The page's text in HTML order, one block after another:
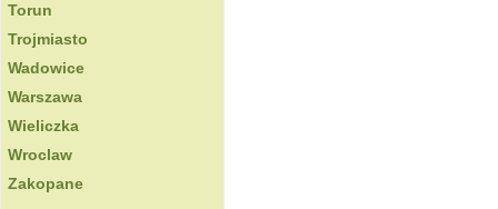
Torun
Trojmiasto
Wadowice
Warszawa
Wieliczka
Wroclaw
Zakopane